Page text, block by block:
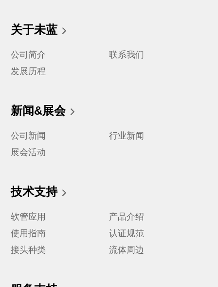
关于未蓝
公司简介
联系我们
发展历程
新闻&展会
公司新闻
行业新闻
展会活动
技术支持
软管应用
产品介绍
使用指南
认证规范
接头种类
流体周边